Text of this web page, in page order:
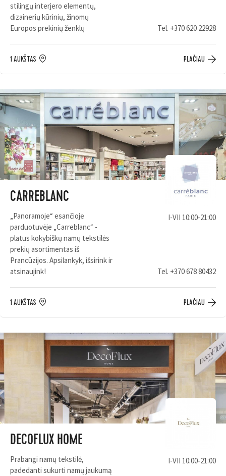
stilingų interjero elementų,
dizainerių kūrinių, žinomų
Europos prekinių ženklų
Tel. +370 620 22928
1 AUKŠTAS PLAČIAU
CARREBLANC
„Panoramoje“ esančioje
parduotuvėje „Carreblanc“ -
platus kokybiškų namų tekstilės
prekių asortimentas iš
Prancūzijos. Apsilankyk, išsirink ir
atsinaujink!
I-VII 10:00-21:00
Tel. +370 678 80432
1 AUKŠTAS PLAČIAU
DECOFLUX HOME
Prabangi namų tekstilė,
padedanti sukurti namų jaukumą
I-VII 10:00-21:00